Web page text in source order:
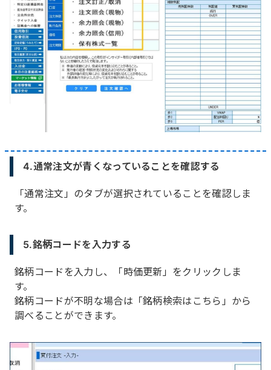
4.通常注文が青くなっていることを確認する
「通常注文」のタブが選択されていることを確認しま
す。
5.銘柄コードを入力する
銘柄コードを入力し、「時価更新」をクリックしま
す。
銘柄コードが不明な場合は「銘柄検索はこちら」から
調べることができます。